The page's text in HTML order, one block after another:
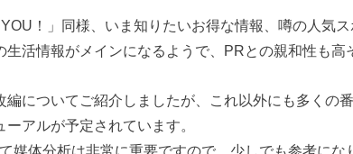
！」同様、いま知りたいお得な情報、噂の人気
生活情報がメインになるようで、PRとの親和性も高
編についてご紹介しましたが、これ以外にも多くの
ーアルが予定されています。
媒体分析は非常に重要ですので、少しでも参考にな